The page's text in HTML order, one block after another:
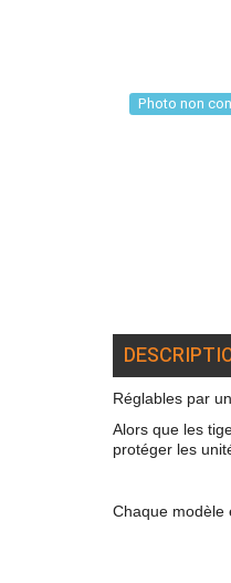
Photo non
Réglables par
Alors que les
protéger les
Chaque modèle